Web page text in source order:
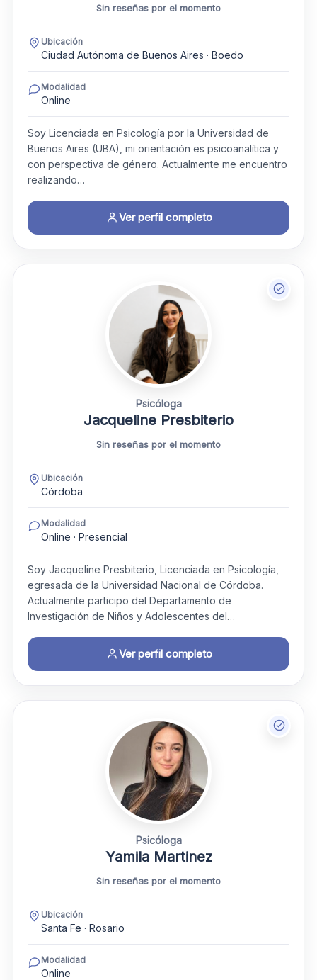
Sin reseñas por el momento
Ubicación
Ciudad Autónoma de Buenos Aires · Boedo
Modalidad
Online
Soy Licenciada en Psicología por la Universidad de
Buenos Aires (UBA), mi orientación es psicoanalítica y
con perspectiva de género. Actualmente me encuentro
realizando…
Ver perfil completo
Psicóloga
Jacqueline Presbiterio
Sin reseñas por el momento
Ubicación
Córdoba
Modalidad
Online · Presencial
Soy Jacqueline Presbiterio, Licenciada en Psicología,
egresada de la Universidad Nacional de Córdoba.
Actualmente participo del Departamento de
Investigación de Niños y Adolescentes del…
Ver perfil completo
Psicóloga
Yamila Martinez
Sin reseñas por el momento
Ubicación
Santa Fe · Rosario
Modalidad
Online